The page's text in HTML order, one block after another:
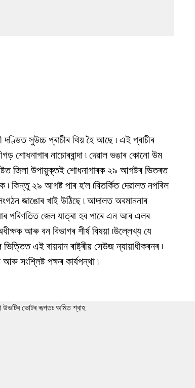
দণ্ডিত সুউচ্চ প্ৰাচীৰ থিয় হৈ আছে ৷ এই প্ৰাচীৰ
শোধনাগাৰ নাচোৰবান্দা ৷ দেৱাল ভঙাৰ কোনো উম
জিলা উপায়ুক্তই শোধনাগাৰক ২৯ আগষ্টৰ ভিতৰত
৷ কিন্তু ২৯ আগষ্ট পাৰ হ’ল ৷বিতৰ্কিত দেৱালত নপৰিল
জাঙোৰ খাই উঠিছে ৷ আদালত অবমাননাৰ
পৰিণতিত জেল যাত্ৰা হব পাৰে এন আৰ এলৰ
আৰু বন বিভাগৰ শীৰ্ষ বিষয়া ৷উল্লেখ্য যে
এই ৰায়দান ৰাষ্ট্ৰীয় সেউজ ন্যায়াধীকৰনৰ ৷
সংশ্লিষ্ট পক্ষৰ কাৰ্যপন্থা ৷